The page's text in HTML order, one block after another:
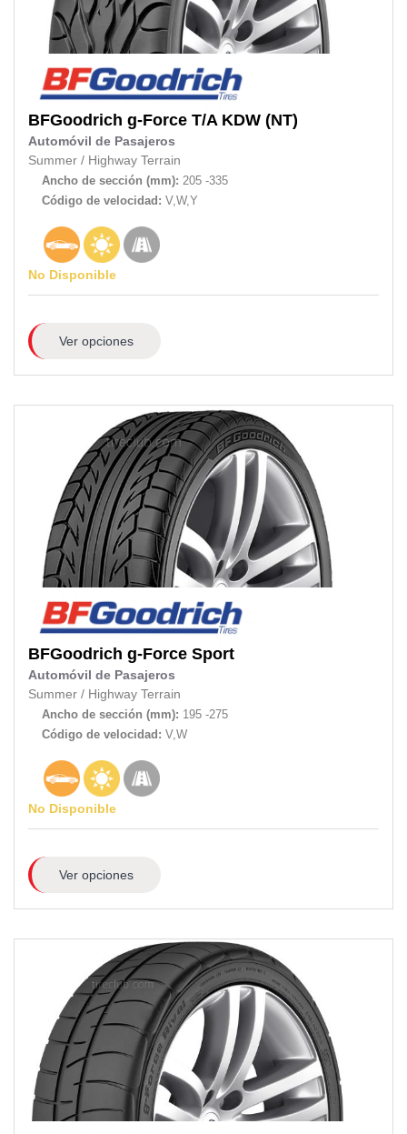
BFGoodrich g-Force T/A KDW (NT)
Automóvil de Pasajeros
Summer / Highway Terrain
Ancho de sección (mm): 205 -335
Código de velocidad: V,W,Y
No Disponible
Ver opciones
BFGoodrich g-Force Sport
Automóvil de Pasajeros
Summer / Highway Terrain
Ancho de sección (mm): 195 -275
Código de velocidad: V,W
No Disponible
Ver opciones